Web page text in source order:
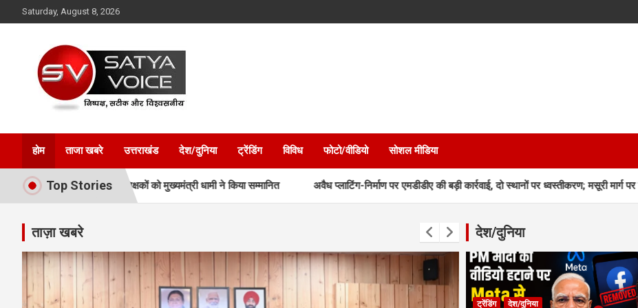
to
Saturday, August 8, 2026
Satya Voice
होम ताजा खबरे उत्तराखंड देश/दुनिया ट्रेंडिंग विविध फोटो/वीडियो सोशल मीडिया
Top Stories
और प्रशिक्षकों को मुख्यमंत्री धामी ने किया सम्मानित अवैध प्लाटिंग-निर्माण पर एमडीडीए की बड़ी कार्रवाई, दो स्थानों पर ध्वस्तीकरण; मसूरी मार्ग पर निर्माण सील
ताज़ा खबरे देश/दुनिया
ट्रेंडिंग देश/दुनिया